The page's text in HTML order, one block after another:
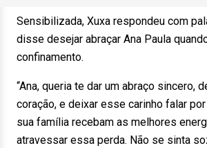
Sensibilizada, Xuxa respondeu com
disse desejar abraçar Ana Paula
confinamento.
“Ana, queria te dar um abraço sincero,
coração, e deixar esse carinho falar
sua família recebam as melhores
atravessar essa perda. Não se sinta